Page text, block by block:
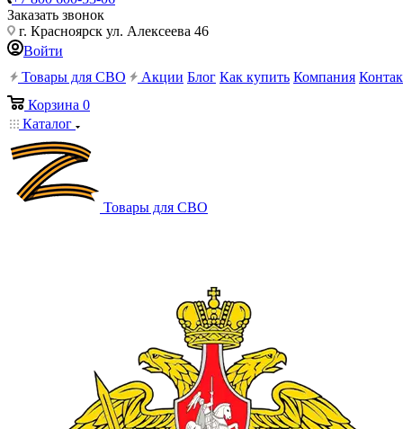
Заказать звонок
г. Красноярск ул. Алексеева 46
Войти
Товары для СВО
Акции Блог Как купить Компания
Корзина 0
Каталог
Товары для СВО